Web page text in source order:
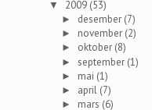
▼ 2009 (53)
► desember (7)
► november (2)
► oktober (8)
► september (1)
► mai (1)
► april (7)
► mars (6)